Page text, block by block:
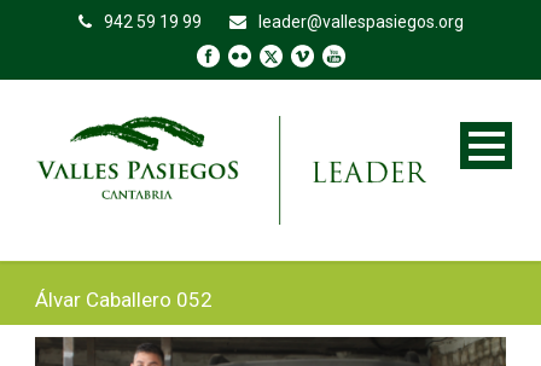
942 59 19 99 leader@vallespasiegos.org
Álvar Caballero 052